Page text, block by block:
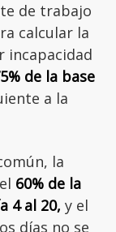
de trabajo
calcular la
incapacidad
de la base
a la
la
60% de la
4 al 20, y el
días no se